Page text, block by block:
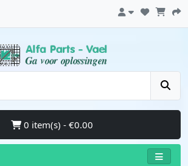
0 item(s) - €0.00